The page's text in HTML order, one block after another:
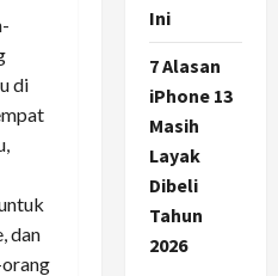
di
dan
Ini
7 Alasan
iPhone 13
Masih
Layak
Dibeli
Tahun
2026